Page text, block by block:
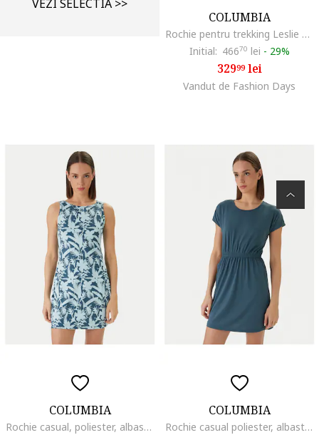
VEZI SELECTIA >>
COLUMBIA
Rochie pentru trekking Leslie Falls™, Bleumarin
Initial: 46670 lei - 29%
32999lei
Vandut de Fashion Days
COLUMBIA
Rochie casual, poliester, albastru, 89% poliester
COLUMBIA
Rochie casual poliester, albastru, 89% poliester